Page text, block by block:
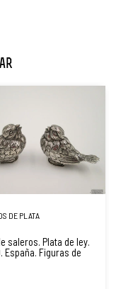
DE PLATA
saleros. Plata de ley.
España. Figuras de